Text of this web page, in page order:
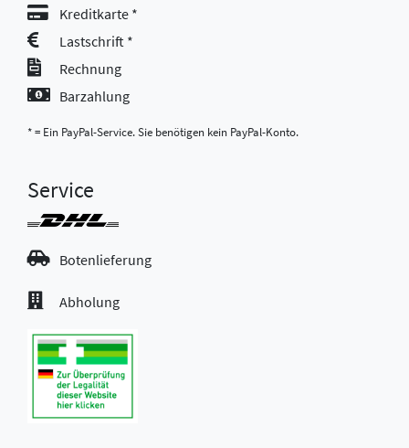
Kreditkarte *
Lastschrift *
Rechnung
Barzahlung
* = Ein PayPal-Service. Sie benötigen kein PayPal-Konto.
Service
Botenlieferung
Abholung